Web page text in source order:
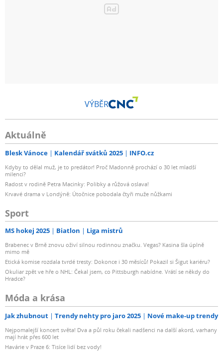
VÝBĚR
Aktuálně
Blesk Vánoce Kalendář svátků 2025 INFO.cz
Kdyby to dělal muž, je to predátor! Proč Madonně prochází o 30 let mladší
milenci?
Radost v rodině Petra Macinky: Polibky a růžová oslava!
Krvavé drama v Londýně: Útočnice pobodala čtyři muže nůžkami
Sport
MS hokej 2025 Biatlon Liga mistrů
Brabenec v Brně znovu oživí silnou rodinnou značku. Vegas? Kasina šla úplně
mimo mě
Etická komise rozdala tvrdé tresty: Dokonce i 30 měsíců! Pokazil si Šigut kariéru?
Okuliar zpět ve hře o NHL: Čekal jsem, co Pittsburgh nabídne. Vrátí se někdy do
Hradce?
Móda a krása
Jak zhubnout Trendy nehty pro jaro 2025 Nové make-up trendy
Nejpomalejší koncert světa! Dva a půl roku čekali nadšenci na další akord, varhany
mají hrát přes 600 let
Havárie v Praze 6: Tisíce lidí bez vody!